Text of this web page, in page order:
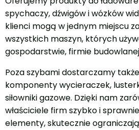
spychaczy, dźwigów i wózków
klienci mogą w jednym miejscu
wszystkich maszyn, których
gospodarstwie, firmie
Poza szybami dostarczamy
komponenty wycieraczek,
siłowniki gazowe. Dzięki nam
właściciele firm szybko i
elementy, skutecznie